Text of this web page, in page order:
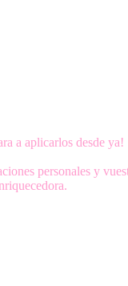
a aplicarlos desde ya!
personales y